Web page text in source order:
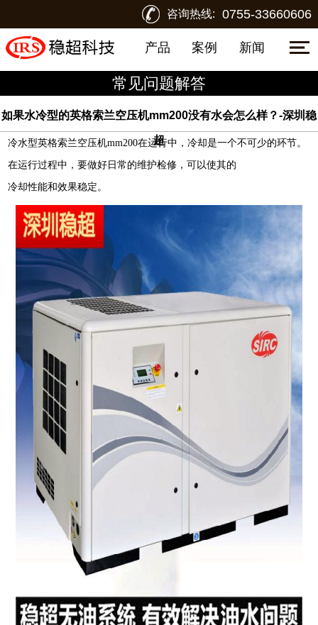
咨询热线: 0755-33660606
产品 案例 新闻
常见问题解答
如果水冷型的英格索兰空压机mm200没有水会怎么样？-深圳稳
超
冷水型英格索兰空压机mm200在运行中，冷却是一个不可少的环节。
在运行过程中，要做好 日常的维护检修 ，可以使其的
冷却性能和效果稳定。